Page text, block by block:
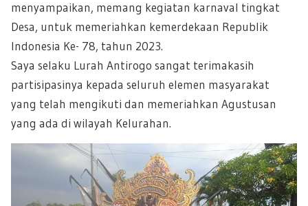
menyampaikan, memang kegiatan karnaval tingkat
Desa, untuk memeriahkan kemerdekaan Republik
Indonesia Ke- 78, tahun 2023.
Saya selaku Lurah Antirogo sangat terimakasih
partisipasinya kepada seluruh elemen masyarakat
yang telah mengikuti dan memeriahkan Agustusan
yang ada di wilayah Kelurahan.